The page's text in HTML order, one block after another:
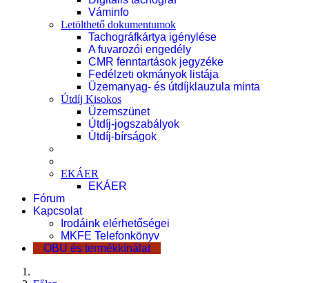
Váminfo
Letölthető dokumentumok
Tachográfkártya igénylése
A fuvarozói engedély
CMR fenntartások jegyzéke
Fedélzeti okmányok listája
Üzemanyag- és útdíjklauzula minta
Útdíj Kisokos
Üzemszünet
Útdíj-jogszabályok
Útdíj-bírságok
EKÁER
EKÁER
Fórum
Kapcsolat
Irodáink elérhetőségei
MKFE Telefonkönyv
OBU és termékkínálat